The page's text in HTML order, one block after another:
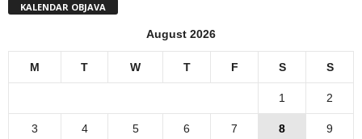
KALENDAR OBJAVA
August 2026
M T W T F S S
1 2
3 4 5 6 7 8 9